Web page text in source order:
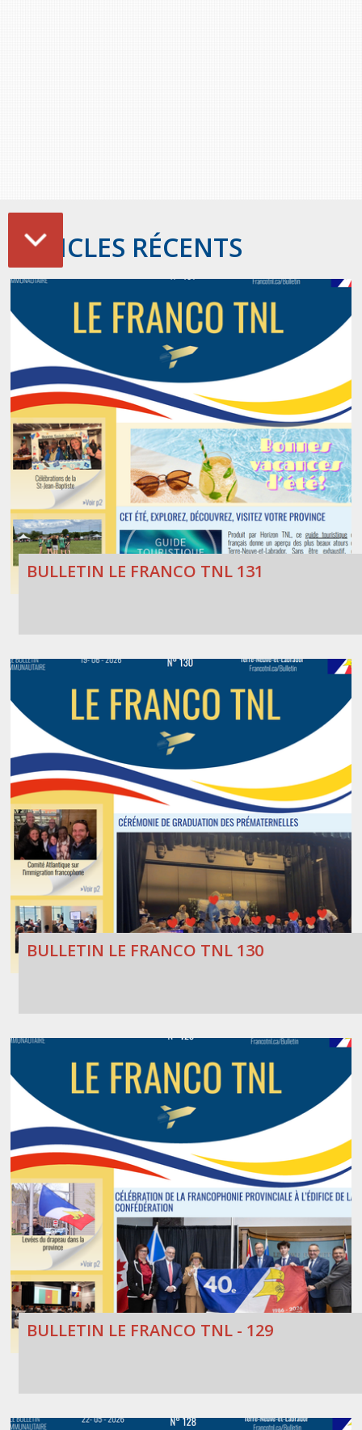
ARTICLES RÉCENTS
BULLETIN LE FRANCO TNL 131
BULLETIN LE FRANCO TNL 130
BULLETIN LE FRANCO TNL - 129